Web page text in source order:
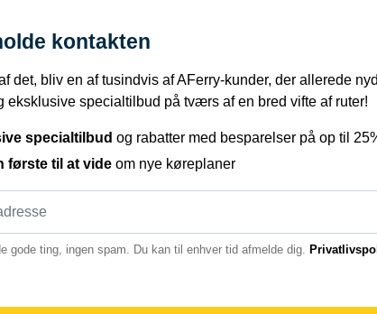
kontakten
det, bliv en af tusindvis af AFerry-kunder, der allerede
eksklusive specialtilbud på tværs af en bred vifte af ruter!
specialtilbud og rabatter med besparelser på op til
første til at vide om nye køreplaner
gode ting, ingen spam. Du kan til enhver tid afmelde dig.